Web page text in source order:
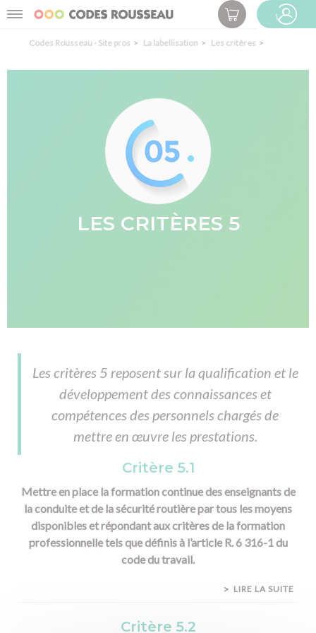
Menu
Codes Rousseau - Site pros La labellisation Les critères
LES CRITÈRES 5
Les critères 5 reposent sur la qualification et le
développement des connaissances et
compétences des personnels chargés de
mettre en œuvre les prestations.
Critère 5.1
Mettre en place la formation continue des enseignants de
la conduite et de la sécurité routière par tous les moyens
disponibles et répondant aux critères de la formation
professionnelle tels que définis à l’article R. 6 316-1 du
code du travail.
LIRE LA SUITE
Critère 5.2
Panneau de gestion des cookies